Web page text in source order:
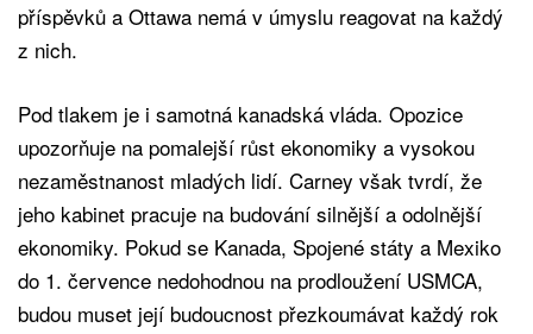
příspěvků a Ottawa nemá v úmyslu reagovat na každý
z nich.
Pod tlakem je i samotná kanadská vláda. Opozice
upozorňuje na pomalejší růst ekonomiky a vysokou
nezaměstnanost mladých lidí. Carney však tvrdí, že
jeho kabinet pracuje na budování silnější a odolnější
ekonomiky. Pokud se Kanada, Spojené státy a Mexiko
do 1. července nedohodnou na prodloužení USMCA,
budou muset její budoucnost přezkoumávat každý rok